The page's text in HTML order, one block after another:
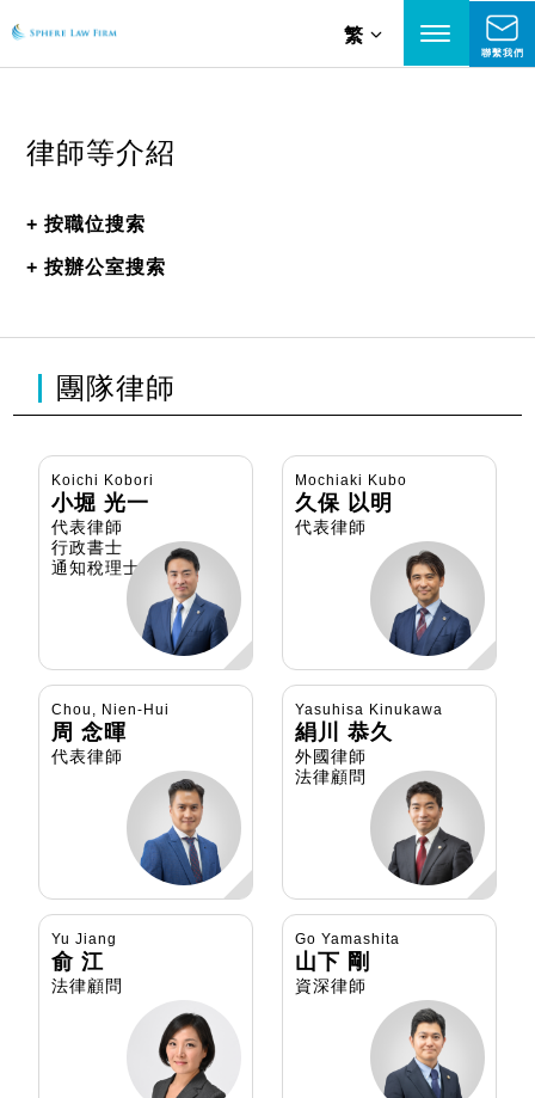
繁
聯繫我們
律師等介紹
+ 按職位搜索
+ 按辦公室搜索
團隊律師
Koichi Kobori
小堀 光一
代表律師
行政書士
通知稅理士
Mochiaki Kubo
久保 以明
代表律師
Chou, Nien-Hui
周 念暉
代表律師
Yasuhisa Kinukawa
絹川 恭久
外國律師
法律顧問
Yu Jiang
俞 江
法律顧問
Go Yamashita
山下 剛
資深律師